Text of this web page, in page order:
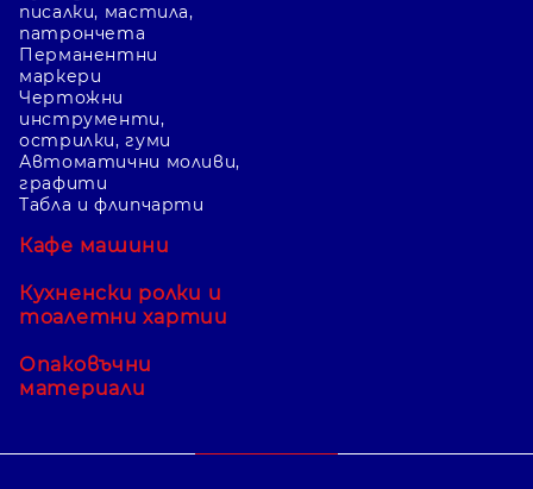
писалки, мастила,
патрончета
Перманентни
маркери
Чертожни
инструменти,
острилки, гуми
Автоматични моливи,
графити
Табла и флипчарти
Кафе машини
Кухненски ролки и
тоалетни хартии
Опаковъчни
материали